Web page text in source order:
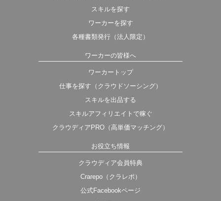
スキルを探す
ワーカーを探す
各種書類発行（法人限定）
ワーカーの皆様へ
ワーカートップ
仕事を探す（クラウドソーシング）
スキルを出品する
スキルアフィリエイトで稼ぐ
クラウディアPRO（高単価マッチング）
お役立ち情報
クラウディア会員特典
Crarepo（クラレポ）
公式Facebookページ